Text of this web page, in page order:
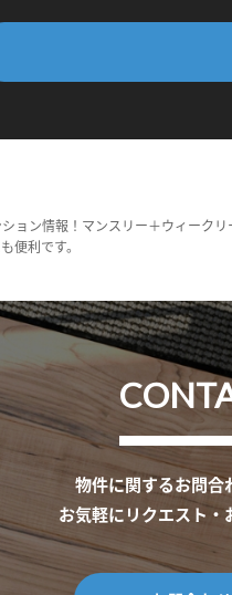
ョン情報！マンスリー＋ウィーク
便利です。
物件に関するお問合
お気軽にリクエスト・